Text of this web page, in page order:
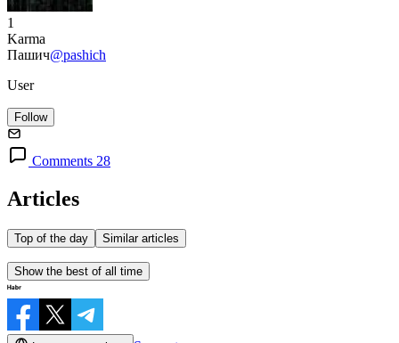
1
Karma
Пашич@pashich
User
Follow
Comments 28
Articles
Top of the day Similar articles
Show the best of all time